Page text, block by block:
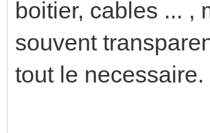
boitier, cables ... ,
souvent
tout le necessaire.